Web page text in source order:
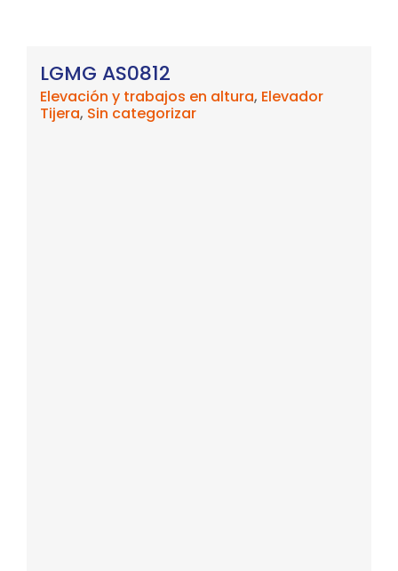
LGMG AS0812
Elevación y trabajos en altura, Elevador
Tijera, Sin categorizar